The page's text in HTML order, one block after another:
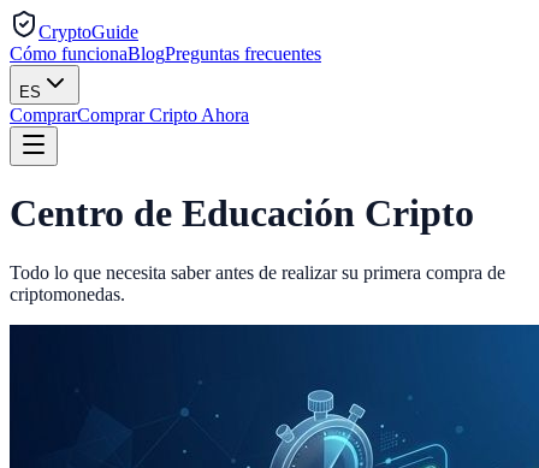
CryptoGuide
Cómo funcionaBlogPreguntas frecuentes
ES
ComprarComprar Cripto Ahora
Centro de Educación Cripto
Todo lo que necesita saber antes de realizar su primera compra de
criptomonedas.